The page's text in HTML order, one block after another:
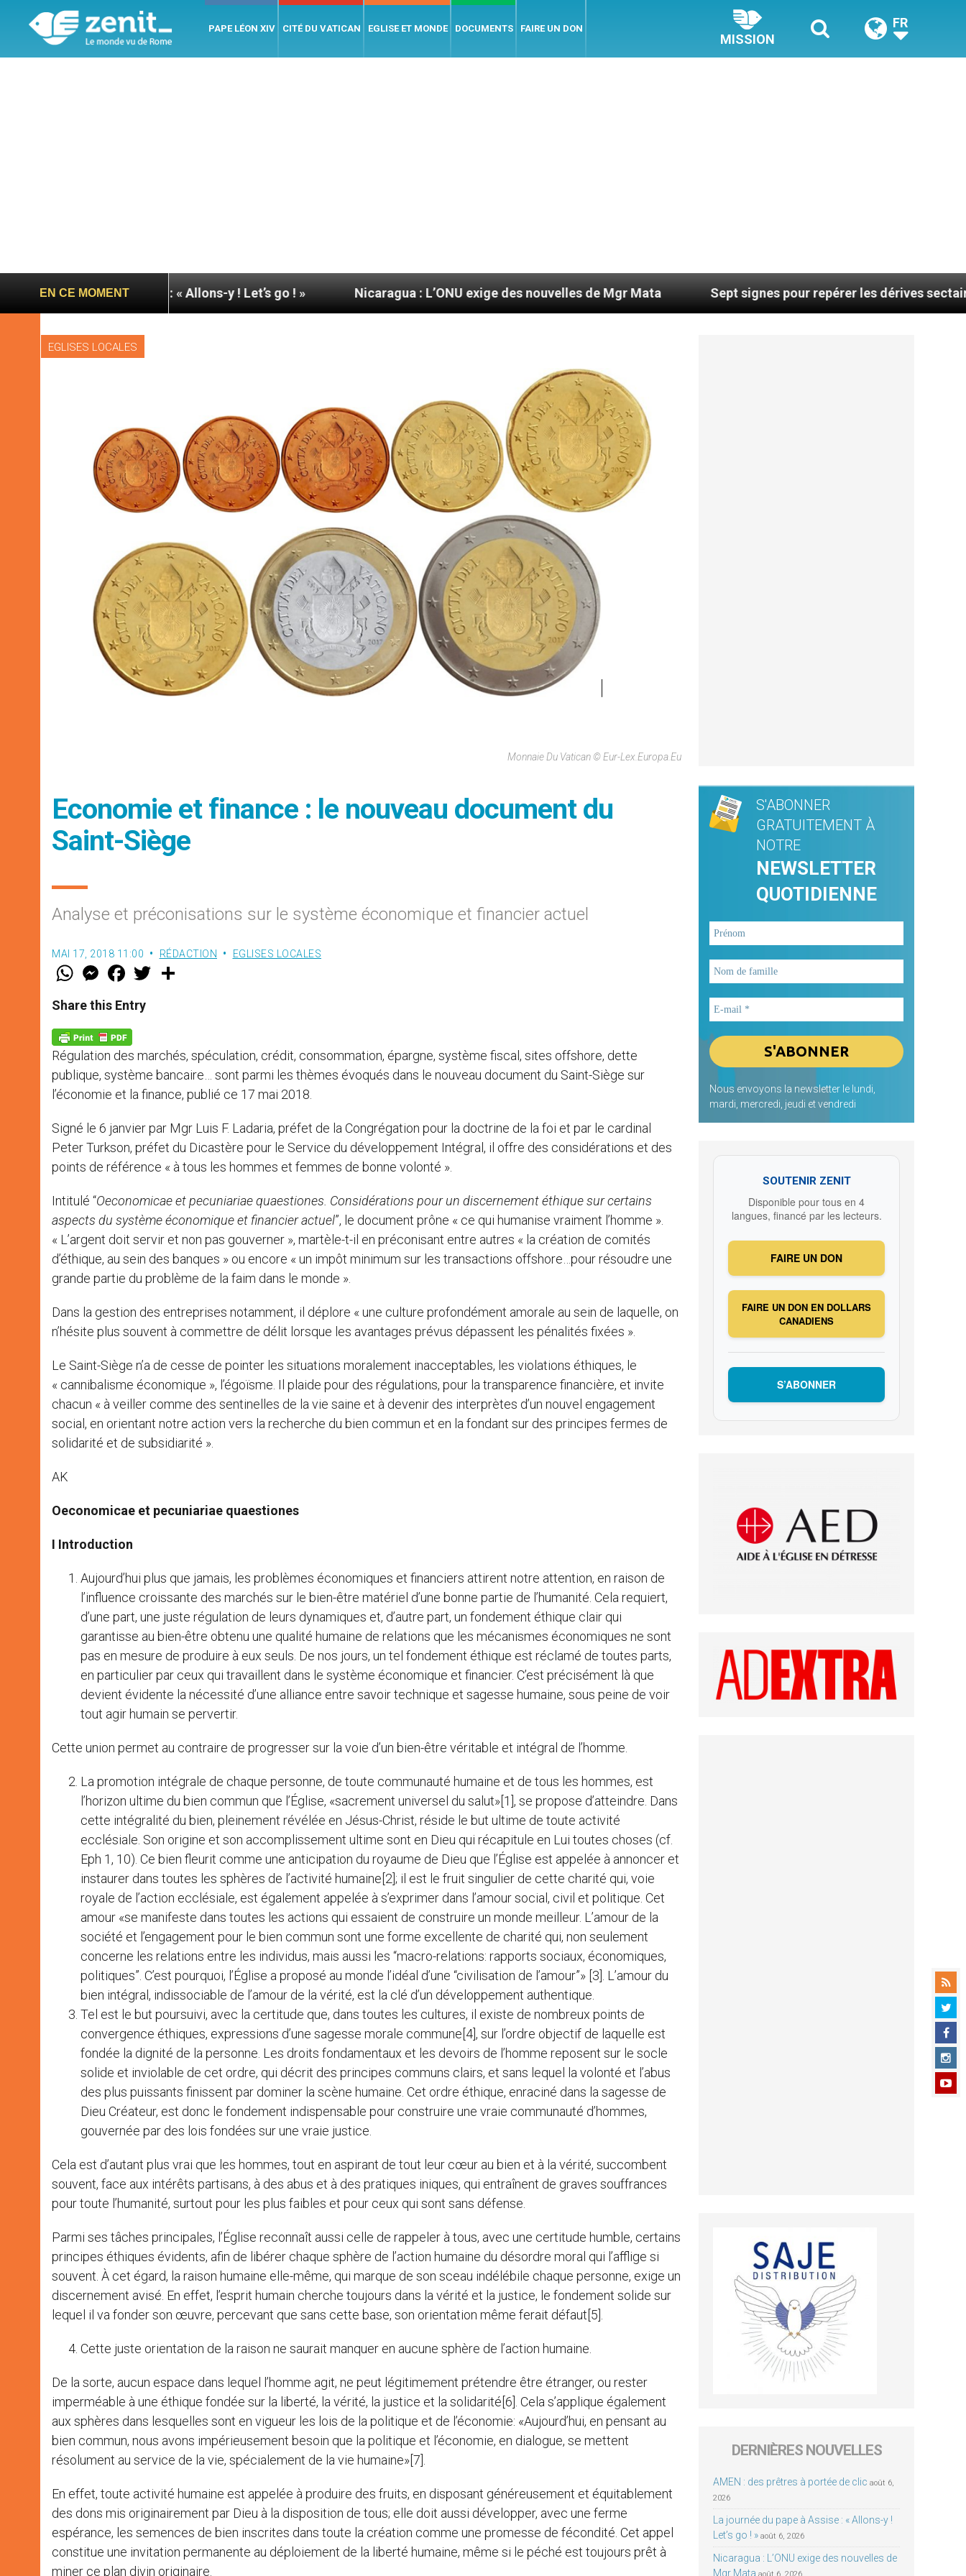
PAPE LÉON XIV CITÉ DU VATICAN EGLISE ET MONDE DOCUMENTS FAIRE UN DON
MISSION
FR
EN CE MOMENT
pape à Assise : « Allons-y ! Let’s go ! » Nicaragua : L’ONU exige des nouvelles de Mgr Mata Sept signes pour repérer les dérives sectaires du
EGLISES LOCALES
Monnaie Du Vatican © Eur-Lex.europa.eu
Economie et finance : le nouveau document du
Saint-Siège
Analyse et préconisations sur le système économique et financier actuel
MAI 17, 2018 11:00 RÉDACTION EGLISES LOCALES
W
t
s
p
p
M
e
s
e
g
e
r
F
a
e
b
k
w
Share this Entry
Régulation des marchés, spéculation, crédit, consommation, épargne, système fiscal, sites offshore, dette
publique, système bancaire… sont parmi les thèmes évoqués dans le nouveau document du Saint-Siège sur
l’économie et la finance, publié ce 17 mai 2018.
Signé le 6 janvier par Mgr Luis F. Ladaria, préfet de la Congrégation pour la doctrine de la foi et par le cardinal
Peter Turkson, préfet du Dicastère pour le Service du développement Intégral, il offre des considérations et des
points de référence « à tous les hommes et femmes de bonne volonté ».
Intitulé “Oeconomicae et pecuniariae quaestiones. Considérations pour un discernement éthique sur certains
aspects du système économique et financier actuel”, le document prône « ce qui humanise vraiment l’homme ».
« L’argent doit servir et non pas gouverner », martèle-t-il en préconisant entre autres « la création de comités
d’éthique, au sein des banques » ou encore « un impôt minimum sur les transactions offshore…pour résoudre une
grande partie du problème de la faim dans le monde ».
Dans la gestion des entreprises notamment, il déplore « une culture profondément amorale au sein de laquelle, on
n’hésite plus souvent à commettre de délit lorsque les avantages prévus dépassent les pénalités fixées ».
Le Saint-Siège n’a de cesse de pointer les situations moralement inacceptables, les violations éthiques, le
« cannibalisme économique », l’égoïsme. Il plaide pour des régulations, pour la transparence financière, et invite
chacun « à veiller comme des sentinelles de la vie saine et à devenir des interprètes d’un nouvel engagement
social, en orientant notre action vers la recherche du bien commun et en la fondant sur des principes fermes de
solidarité et de subsidiarité ».
AK
Oeconomicae et pecuniariae quaestiones
I Introduction
Aujourd’hui plus que jamais, les problèmes économiques et financiers attirent notre attention, en raison de
l’influence croissante des marchés sur le bien-être matériel d’une bonne partie de l’humanité. Cela requiert,
d’une part, une juste régulation de leurs dynamiques et, d’autre part, un fondement éthique clair qui
garantisse au bien-être obtenu une qualité humaine de relations que les mécanismes économiques ne sont
pas en mesure de produire à eux seuls. De nos jours, un tel fondement éthique est réclamé de toutes parts,
en particulier par ceux qui travaillent dans le système économique et financier. C’est précisément là que
devient évidente la nécessité d’une alliance entre savoir technique et sagesse humaine, sous peine de voir
tout agir humain se pervertir.
Cette union permet au contraire de progresser sur la voie d’un bien-être véritable et intégral de l’homme.
La promotion intégrale de chaque personne, de toute communauté humaine et de tous les hommes, est
l’horizon ultime du bien commun que l’Église, «sacrement universel du salut»[1], se propose d’atteindre. Dans
cette intégralité du bien, pleinement révélée en Jésus-Christ, réside le but ultime de toute activité
ecclésiale. Son origine et son accomplissement ultime sont en Dieu qui récapitule en Lui toutes choses (cf.
Eph 1, 10). Ce bien fleurit comme une anticipation du royaume de Dieu que l’Église est appelée à annoncer et
instaurer dans toutes les sphères de l’activité humaine[2]; il est le fruit singulier de cette charité qui, voie
royale de l’action ecclésiale, est également appelée à s’exprimer dans l’amour social, civil et politique. Cet
amour «se manifeste dans toutes les actions qui essaient de construire un monde meilleur. L’amour de la
société et l’engagement pour le bien commun sont une forme excellente de charité qui, non seulement
concerne les relations entre les individus, mais aussi les “macro-relations: rapports sociaux, économiques,
politiques”. C’est pourquoi, l’Église a proposé au monde l’idéal d’une “civilisation de l’amour”» [3]. L’amour du
bien intégral, indissociable de l’amour de la vérité, est la clé d’un développement authentique.
Tel est le but poursuivi, avec la certitude que, dans toutes les cultures, il existe de nombreux points de
convergence éthiques, expressions d’une sagesse morale commune[4], sur l’ordre objectif de laquelle est
fondée la dignité de la personne. Les droits fondamentaux et les devoirs de l’homme reposent sur le socle
solide et inviolable de cet ordre, qui décrit des principes communs clairs, et sans lequel la volonté et l’abus
des plus puissants finissent par dominer la scène humaine. Cet ordre éthique, enraciné dans la sagesse de
Dieu Créateur, est donc le fondement indispensable pour construire une vraie communauté d’hommes,
gouvernée par des lois fondées sur une vraie justice.
Cela est d’autant plus vrai que les hommes, tout en aspirant de tout leur cœur au bien et à la vérité, succombent
souvent, face aux intérêts partisans, à des abus et à des pratiques iniques, qui entraînent de graves souffrances
pour toute l’humanité, surtout pour les plus faibles et pour ceux qui sont sans défense.
Parmi ses tâches principales, l’Église reconnaît aussi celle de rappeler à tous, avec une certitude humble, certains
principes éthiques évidents, afin de libérer chaque sphère de l’action humaine du désordre moral qui l’afflige si
souvent. À cet égard, la raison humaine elle-même, qui marque de son sceau indélébile chaque personne, exige un
discernement avisé. En effet, l’esprit humain cherche toujours dans la vérité et la justice, le fondement solide sur
lequel il va fonder son œuvre, percevant que sans cette base, son orientation même ferait défaut[5].
Cette juste orientation de la raison ne saurait manquer en aucune sphère de l’action humaine.
De la sorte, aucun espace dans lequel l’homme agit, ne peut légitimement prétendre être étranger, ou rester
imperméable à une éthique fondée sur la liberté, la vérité, la justice et la solidarité[6]. Cela s’applique également
aux sphères dans lesquelles sont en vigueur les lois de la politique et de l’économie: «Aujourd’hui, en pensant au
bien commun, nous avons impérieusement besoin que la politique et l’économie, en dialogue, se mettent
résolument au service de la vie, spécialement de la vie humaine»[7].
En effet, toute activité humaine est appelée à produire des fruits, en disposant généreusement et équitablement
des dons mis originairement par Dieu à la disposition de tous; elle doit aussi développer, avec une ferme
espérance, les semences de bien inscrites dans toute la création comme une promesse de fécondité. Cet appel
constitue une invitation permanente au déploiement de la liberté humaine, même si le péché est toujours prêt à
miner ce plan divin originaire.
S'ABONNER
GRATUITEMENT À
NOTRE
NEWSLETTER
QUOTIDIENNE
Nous envoyons la newsletter le lundi,
mardi, mercredi, jeudi et vendredi
SOUTENIR ZENIT
Disponible pour tous en 4
langues, financé par les lecteurs.
FAIRE UN DON
FAIRE UN DON EN DOLLARS
CANADIENS
S’ABONNER
DERNIÈRES NOUVELLES
AMEN : des prêtres à portée de clic août 6,
2026
La journée du pape à Assise : « Allons-y !
Let’s go ! » août 6, 2026
Nicaragua : L’ONU exige des nouvelles de
Mgr Mata